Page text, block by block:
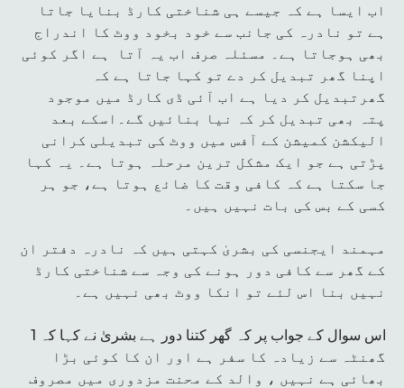
اب ایسا ہے کہ جیسے ہی شناختی کارڈ بنایا جاتا
ہے تو نادرہ کی جانب سے خود بخود ووٹ کا اندراج
بھی ہوجاتا ہے۔ مسئلہ صرف اب یہ آتا ہے اگر کوئی
اپنا گھر تبدیل کر دے تو کہا جاتا ہے کہ
گھرتبدیل کر دیا ہے اب آئی ڈی کارڈ میں موجود
پتہ بھی تبدیل کر کہ نیا بنائیں گے۔اسکے بعد
الیکشن کمیشن کے آفس میں ووٹ کی تبدیلی کرانی
پڑتی ہے جو ایک مشکل ترین مرحلہ ہوتا ہے۔ یہ کہا
جا سکتا ہے کہ کافی وقت کا ضائع ہوتا ہے، جو ہر
کسی کے بس کی بات نہیں ہیں۔
مہمند ایجنسی کی بشریٰ کہتی ہیں کہ نادرہ دفتر ان
کے گھر سے کافی دور ہونے کی وجہ سے شناختی کارڈ
نہیں بنا اس لئے تو انکا ووٹ بھی نہیں ہے۔
گھنٹہ سے زیادہ کا سفر ہے اور ان کا کوئی بڑا
بھائی ہے نہیں ، والد کے محنت مزدوری میں مصروف